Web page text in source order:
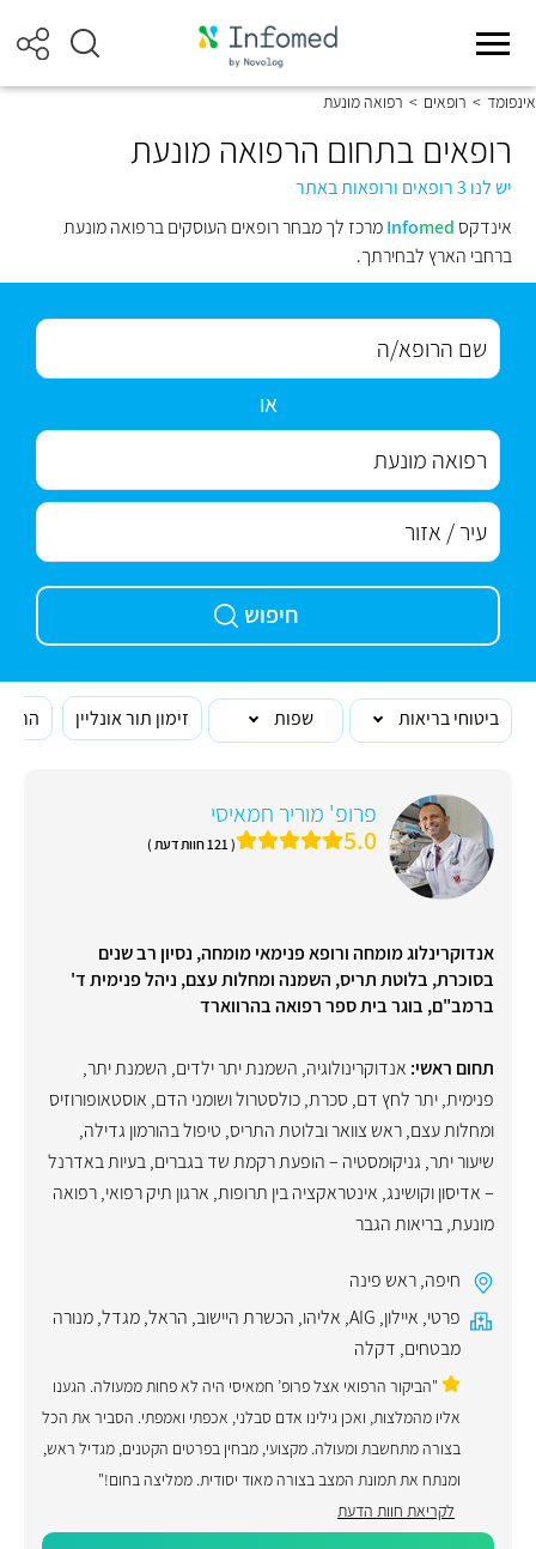
אינפומד > רופאים > רפואה מונעת
רופאים בתחום הרפואה מונעת
יש לנו 3 רופאים ורופאות באתר
אינדקס
Infomed
מרכז לך מבחר רופאים העוסקים ברפואה מונעת
ברחבי הארץ לבחירתך.
או
חיפוש
ביטוחי בריאות שפות זימון תור אונליין
פרופ' מוריר חמאיסי
5.0 ( 121 חוות דעת )
אנדוקרינלוג מומחה ורופא פנימאי מומחה, נסיון רב שנים
בסוכרת, בלוטת תריס, השמנה ומחלות עצם, ניהל פנימית ד'
ברמב"ם, בוגר בית ספר רפואה בהרווארד
תחום ראשי: אנדוקרינולוגיה, השמנת יתר ילדים, השמנת יתר,
פנימית,יתר לחץ דם, סכרת,כולסטרול ושומני הדם, אוסטאופורוזיס
ומחלות עצם,ראש צוואר ובלוטת התריס, טיפול בהורמון גדילה,
שיעור יתר, גניקומסטיה – הופעת רקמת שד בגברים,בעיות באדרנל
– אדיסון וקושינג, אינטראקציה בין תרופות, ארגון תיק רפואי,רפואה
מונעת,בריאות הגבר
חיפה,ראש פינה
פרטי, איילון,
AIG
, אליהו, הכשרת היישוב, הראל,מגדל,מנורה
מבטחים, דקלה
"הביקור הרפואי אצל פרופ’ חמאיסי היה לא פחות ממעולה. הגענו
אליו מהמלצות, ואכן גילינו אדם סבלני, אכפתי ואמפתי. הסביר את הכל
בצורה מתחשבת ומעולה. מקצועי, מבחין בפרטים הקטנים, מגדיל ראש,
ומנתח את תמונת המצב בצורה מאוד יסודית. ממליצה בחום!"
לקריאת חוות הדעת